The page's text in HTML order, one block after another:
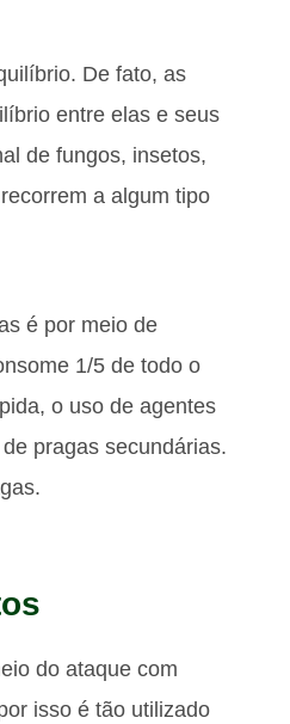
De fato, as
entre elas e seus
de fungos, insetos,
a algum tipo
é por meio de
1/5 de todo o
o uso de agentes
pragas secundárias.
do ataque com
isso é tão utilizado